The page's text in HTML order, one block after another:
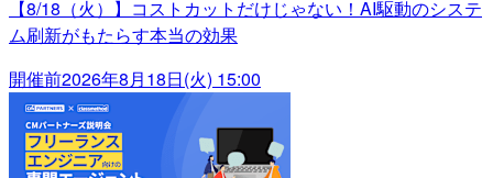
【8/18（火）】コストカットだけじゃない！AI駆動のシステ
ム刷新がもたらす本当の効果
開催前2026年8月18日(火) 15:00